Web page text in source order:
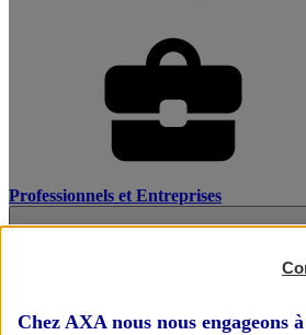
Professionnels et Entreprises
Chez AXA nous nous engageons